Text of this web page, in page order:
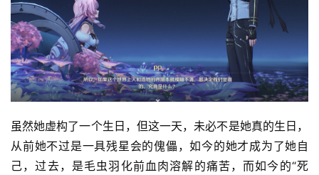
虽然她虚构了一个生日，但这一天，未必不是她真的生日，
从前她不过是一具残星会的傀儡，如今的她才成为了她自
己，过去，是毛虫羽化前血肉溶解的痛苦，而如今的“死